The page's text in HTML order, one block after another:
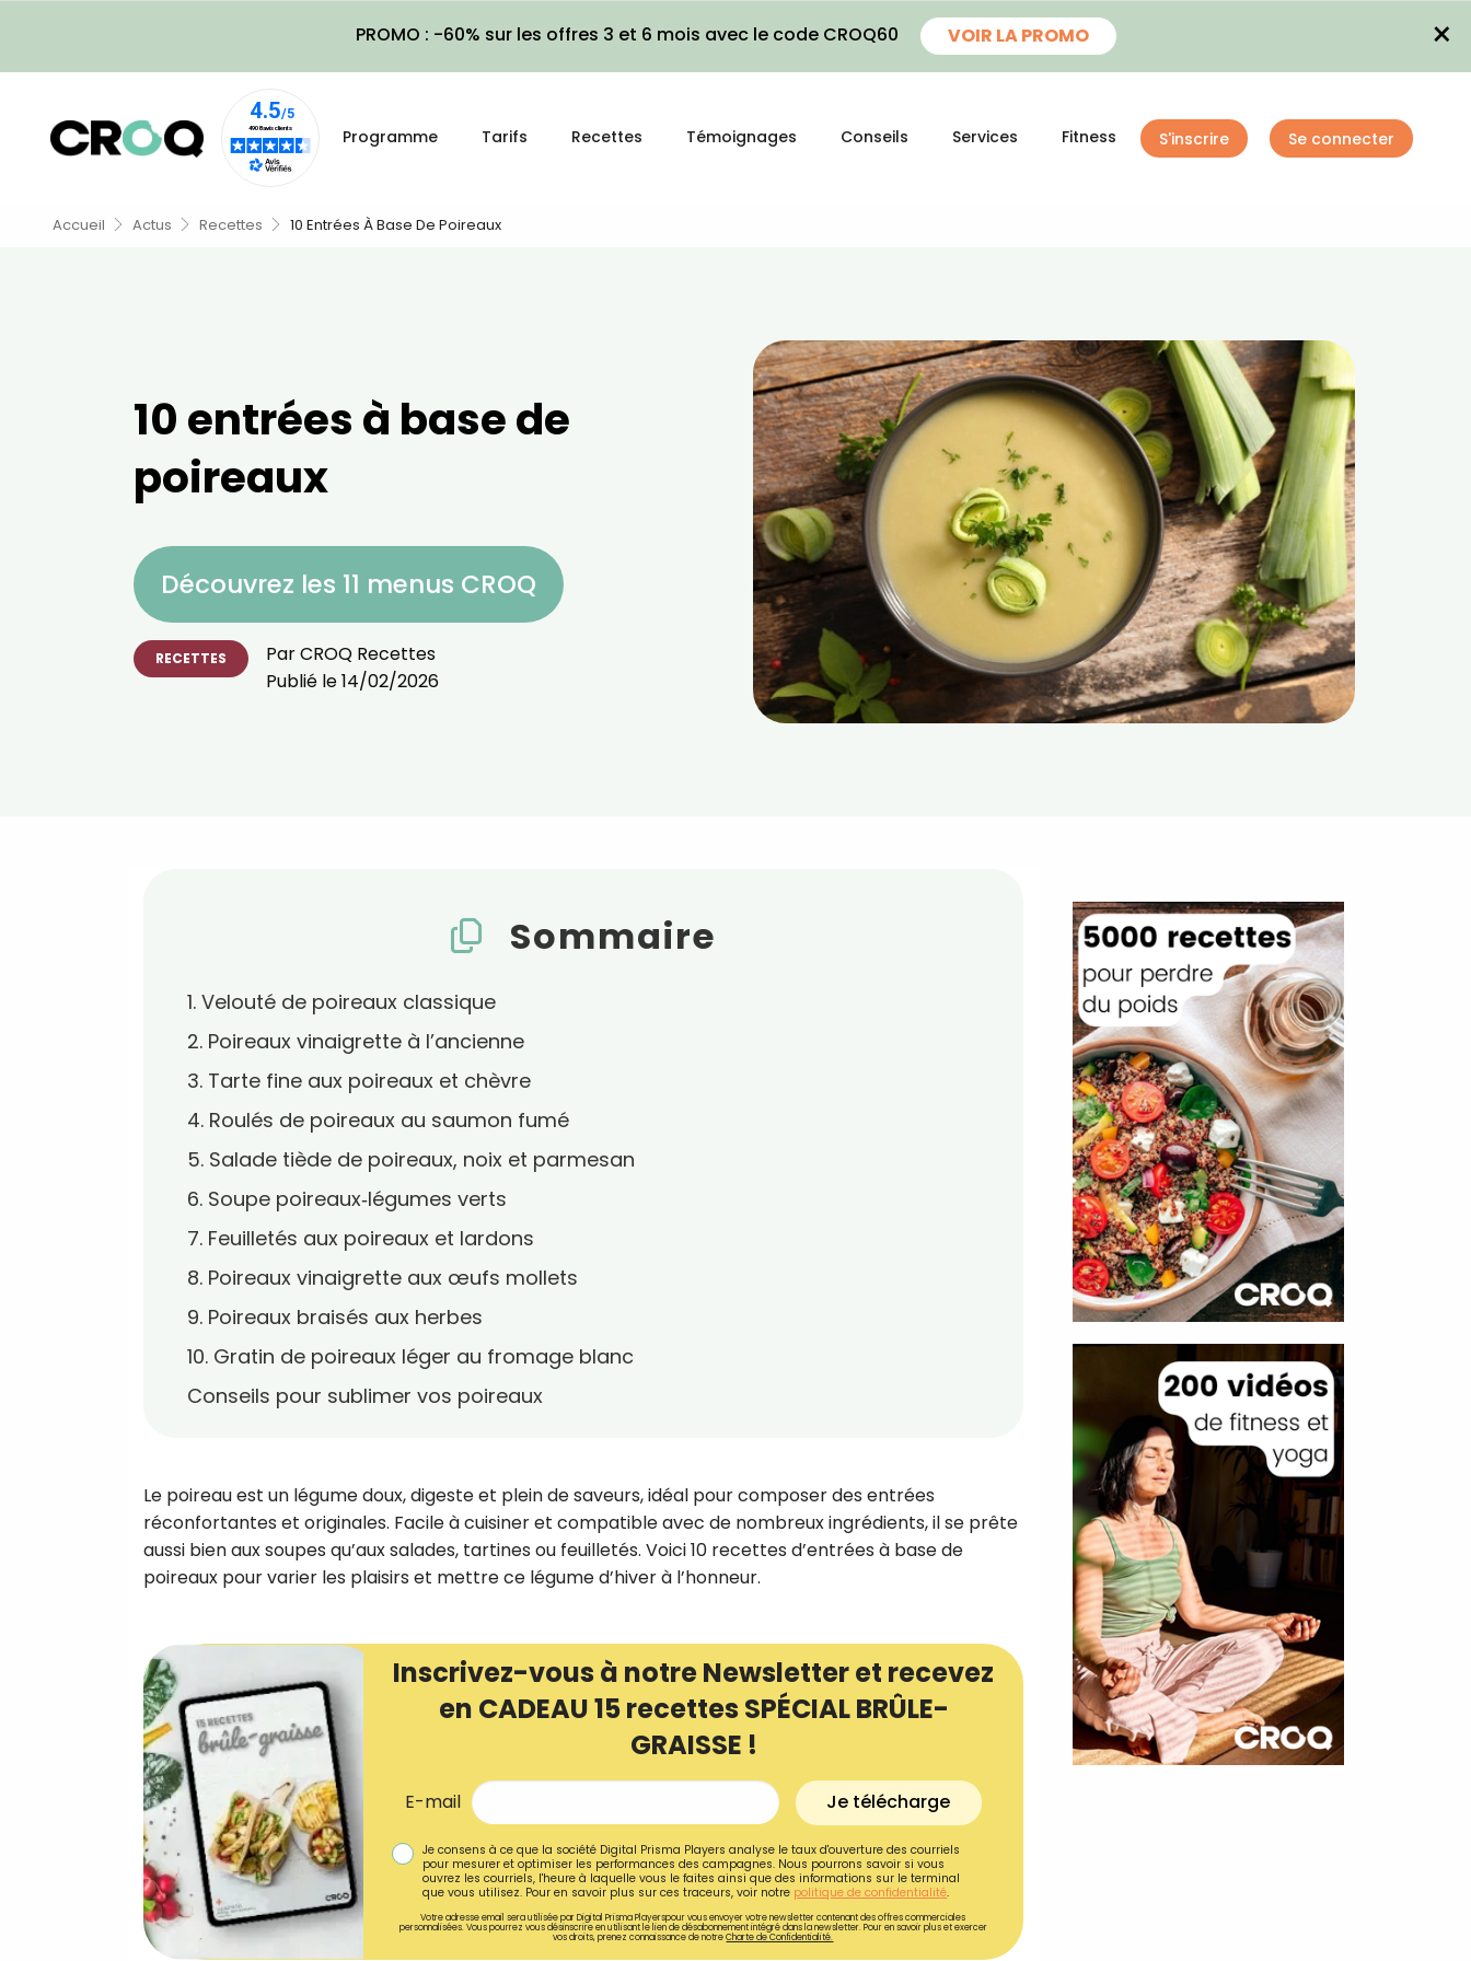
PROMO : -60% sur les offres 3 et 6 mois avec le code CROQ60 VOIR LA PROMO ×
Programme Tarifs Recettes Témoignages Conseils Services Fitness S'inscrire Se connecter
Accueil Actus Recettes 10 Entrées À Base De Poireaux
10 entrées à base de
poireaux
Découvrez les 11 menus CROQ
RECETTES ParCROQ Recettes
Publié le14/02/2026
Sommaire
1. Velouté de poireaux classique
2. Poireaux vinaigrette à l’ancienne
3. Tarte fine aux poireaux et chèvre
4. Roulés de poireaux au saumon fumé
5. Salade tiède de poireaux, noix et parmesan
6. Soupe poireaux‑légumes verts
7. Feuilletés aux poireaux et lardons
8. Poireaux vinaigrette aux œufs mollets
9. Poireaux braisés aux herbes
10. Gratin de poireaux léger au fromage blanc
Conseils pour sublimer vos poireaux
Le poireau est un légume doux, digeste et plein de saveurs, idéal pour composer des entrées
réconfortantes et originales. Facile à cuisiner et compatible avec de nombreux ingrédients, il se prête
aussi bien aux soupes qu’aux salades, tartines ou feuilletés. Voici 10 recettes d’entrées à base de
poireaux pour varier les plaisirs et mettre ce légume d’hiver à l’honneur.
Inscrivez-vous à notre Newsletter et recevez
en CADEAU 15 recettes SPÉCIAL BRÛLE-
GRAISSE !
E-mail Je télécharge
Je consens à ce que la société Digital Prisma Players analyse le taux d'ouverture des courriels
pour mesurer et optimiser les performances des campagnes. Nous pourrons savoir si vous
ouvrez les courriels, l'heure à laquelle vous le faites ainsi que des informations sur le terminal
que vous utilisez. Pour en savoir plus sur ces traceurs, voir notre politique de confidentialité.
Votre adresse email sera utilisée par Digital Prisma Playerspour vous envoyer votre newsletter contenant des offres commerciales
personnalisées. Vous pourrez vous désinscrire en utilisant le lien de désabonnement intégré dans la newsletter. Pour en savoir plus et exercer
vos droits, prenez connaissance de notreCharte de Confidentialité.
Recevez gratuitement 180
recettes inédites de CROQ
!
Ainsi que la newsletter promotionnelle de